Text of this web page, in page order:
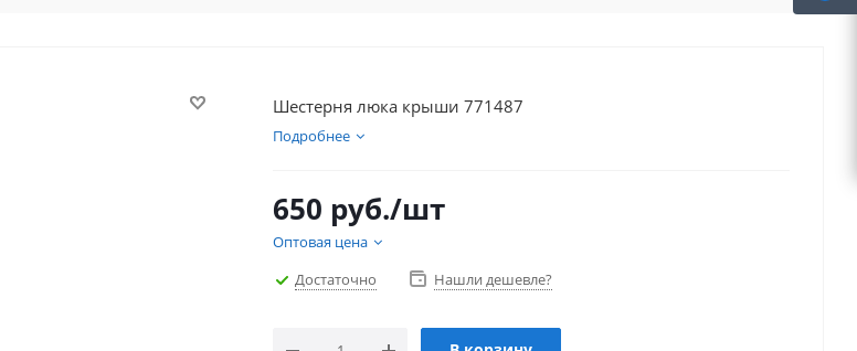
Шестерня люка крыши 771487
Подробнее
650 руб./шт
Оптовая цена
Достаточно
Нашли дешевле?